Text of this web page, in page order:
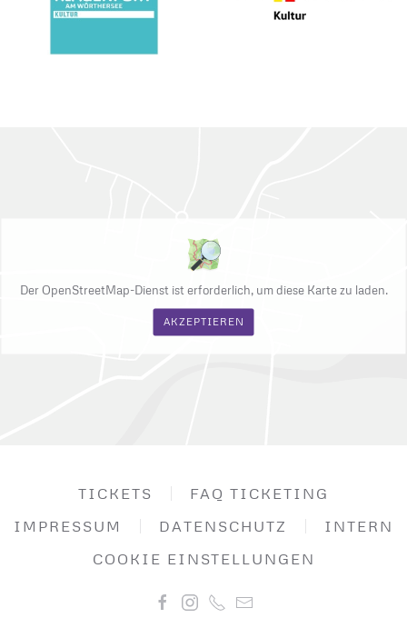
Der OpenStreetMap-Dienst ist erforderlich, um diese Karte zu laden.
AKZEPTIEREN
TICKETS
FAQ TICKETING
IMPRESSUM
DATENSCHUTZ
INTERN
COOKIE EINSTELLUNGEN